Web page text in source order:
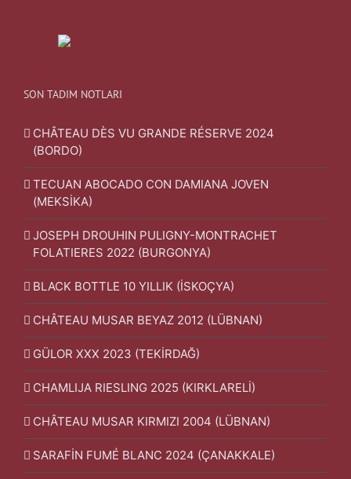
SON TADIM NOTLARI
CHÂTEAU DÈS VU GRANDE RÉSERVE 2024
(BORDO)
TECUAN ABOCADO CON DAMIANA JOVEN
(MEKSİKA)
JOSEPH DROUHIN PULIGNY-MONTRACHET
FOLATIERES 2022 (BURGONYA)
BLACK BOTTLE 10 YILLIK (İSKOÇYA)
CHÂTEAU MUSAR BEYAZ 2012 (LÜBNAN)
GÜLOR XXX 2023 (TEKİRDAĞ)
CHAMLIJA RIESLING 2025 (KIRKLARELİ)
CHÂTEAU MUSAR KIRMIZI 2004 (LÜBNAN)
SARAFİN FUMÉ BLANC 2024 (ÇANAKKALE)